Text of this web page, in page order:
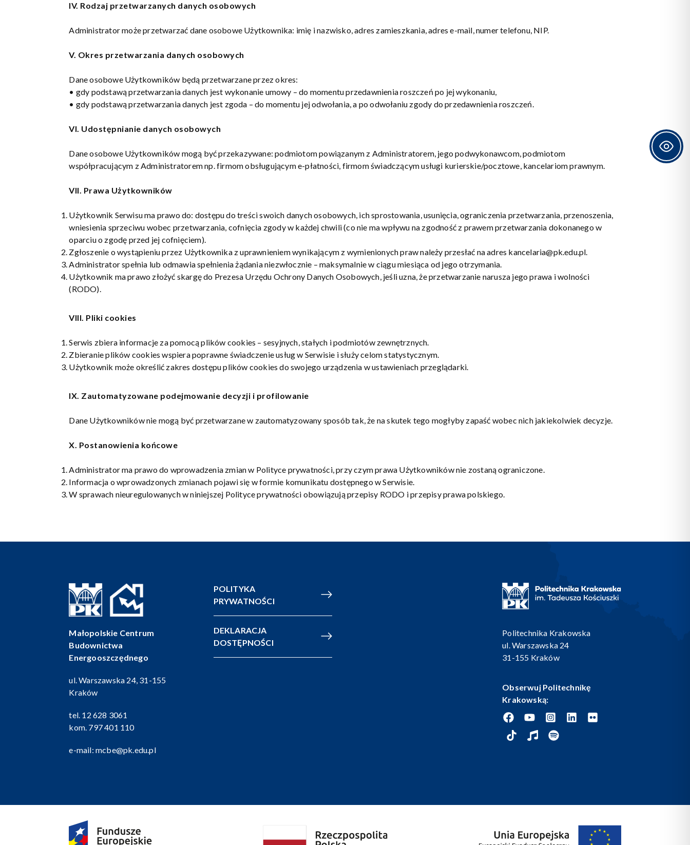
IV. Rodzaj przetwarzanych danych osobowych
Administrator może przetwarzać dane osobowe Użytkownika: imię i nazwisko, adres zamieszkania, adres e-mail, numer telefonu, NIP.
V. Okres przetwarzania danych osobowych
Dane osobowe Użytkowników będą przetwarzane przez okres:
• gdy podstawą przetwarzania danych jest wykonanie umowy – do momentu przedawnienia roszczeń po jej wykonaniu,
• gdy podstawą przetwarzania danych jest zgoda – do momentu jej odwołania, a po odwołaniu zgody do przedawnienia roszczeń.
VI. Udostępnianie danych osobowych
Dane osobowe Użytkowników mogą być przekazywane: podmiotom powiązanym z Administratorem, jego podwykonawcom, podmiotom
współpracującym z Administratorem np. firmom obsługującym e-płatności, firmom świadczącym usługi kurierskie/pocztowe, kancelariom prawnym.
VII. Prawa Użytkowników
Użytkownik Serwisu ma prawo do: dostępu do treści swoich danych osobowych, ich sprostowania, usunięcia, ograniczenia przetwarzania, przenoszenia,
wniesienia sprzeciwu wobec przetwarzania, cofnięcia zgody w każdej chwili (co nie ma wpływu na zgodność z prawem przetwarzania dokonanego w
oparciu o zgodę przed jej cofnięciem).
Zgłoszenie o wystąpieniu przez Użytkownika z uprawnieniem wynikającym z wymienionych praw należy przesłać na adres kancelaria@pk.edu.pl.
Administrator spełnia lub odmawia spełnienia żądania niezwłocznie – maksymalnie w ciągu miesiąca od jego otrzymania.
Użytkownik ma prawo złożyć skargę do Prezesa Urzędu Ochrony Danych Osobowych, jeśli uzna, że przetwarzanie narusza jego prawa i wolności
(RODO).
VIII. Pliki cookies
Serwis zbiera informacje za pomocą plików cookies – sesyjnych, stałych i podmiotów zewnętrznych.
Zbieranie plików cookies wspiera poprawne świadczenie usług w Serwisie i służy celom statystycznym.
Użytkownik może określić zakres dostępu plików cookies do swojego urządzenia w ustawieniach przeglądarki.
IX. Zautomatyzowane podejmowanie decyzji i profilowanie
Dane Użytkowników nie mogą być przetwarzane w zautomatyzowany sposób tak, że na skutek tego mogłyby zapaść wobec nich jakiekolwiek decyzje.
X. Postanowienia końcowe
Administrator ma prawo do wprowadzenia zmian w Polityce prywatności, przy czym prawa Użytkowników nie zostaną ograniczone.
Informacja o wprowadzonych zmianach pojawi się w formie komunikatu dostępnego w Serwisie.
W sprawach nieuregulowanych w niniejszej Polityce prywatności obowiązują przepisy RODO i przepisy prawa polskiego.
Małopolskie Centrum
Budownictwa
Energooszczędnego
ul. Warszawska 24, 31-155
Kraków
tel. 12 628 3061
kom. 797 401 110
e-mail: mcbe@pk.edu.pl
POLITYKA
PRYWATNOŚCI
DEKLARACJA
DOSTĘPNOŚCI
Politechnika Krakowska
ul. Warszawska 24
31-155 Kraków
Obserwuj Politechnikę
Krakowską: